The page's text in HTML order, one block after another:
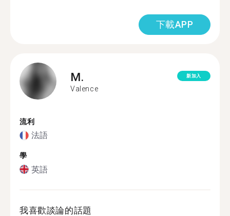
下載APP
M.
Valence
新加入
流利
法語
學
英語
我喜歡談論的話題